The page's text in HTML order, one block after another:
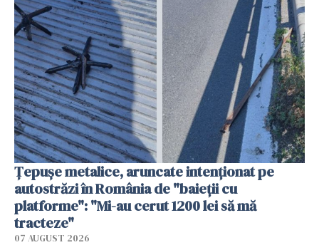
Țepușe metalice, aruncate intenționat pe
autostrăzi în România de "baieții cu
platforme": "Mi-au cerut 1200 lei să mă
tracteze"
07 AUGUST 2026